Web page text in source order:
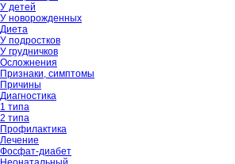
У детей
У новорожденных
Диета
У подростков
У грудничков
Осложнения
Признаки, симптомы
Причины
Диагностика
1 типа
2 типа
Профилактика
Лечение
Фосфат-диабет